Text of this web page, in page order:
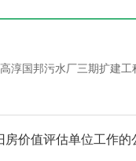
淳国邦污水厂三期扩建工
价值评估单位工作的